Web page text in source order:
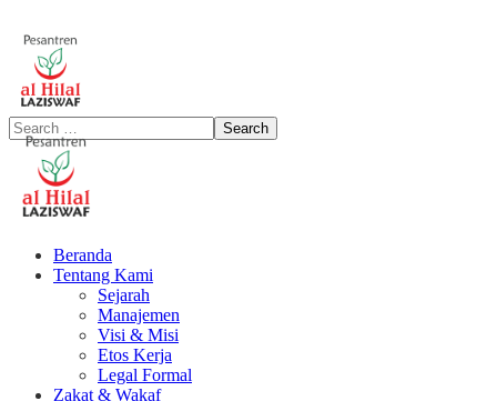
Beranda
Tentang Kami
Sejarah
Manajemen
Visi & Misi
Etos Kerja
Legal Formal
Zakat & Wakaf